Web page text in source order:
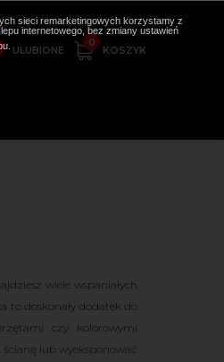
ULUBIONE
0
KOSZYK
wiele wspaniałych
to doskonały dodatek do
czy kolorowymi
lub wyeksponować
sieci remarketingowych korzystamy z
internetowego, bez zmiany ustawień